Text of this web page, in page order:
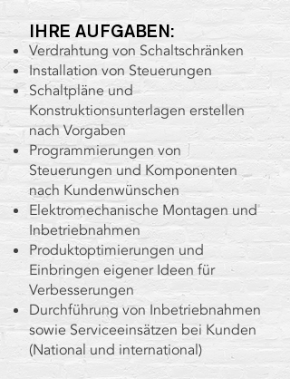
IHRE AUFGABEN:
Verdrahtung von Schaltschränken
Installation von Steuerungen
Schaltpläne und
Konstruktionsunterlagen erstellen
nach Vorgaben
Programmierungen von
Steuerungen und Komponenten
nach Kundenwünschen
Elektromechanische Montagen und
Inbetriebnahmen
Produktoptimierungen und
Einbringen eigener Ideen für
Verbesserungen
Durchführung von Inbetriebnahmen
sowie Serviceeinsätzen bei Kunden
(National und international)